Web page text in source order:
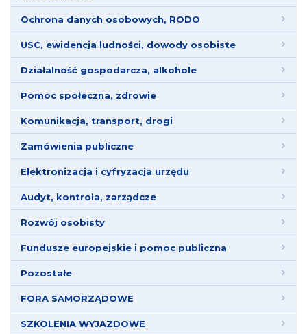
Ochrona danych osobowych, RODO
USC, ewidencja ludności, dowody osobiste
Działalność gospodarcza, alkohole
Pomoc społeczna, zdrowie
Komunikacja, transport, drogi
Zamówienia publiczne
Elektronizacja i cyfryzacja urzędu
Audyt, kontrola, zarządcze
Rozwój osobisty
Fundusze europejskie i pomoc publiczna
Pozostałe
FORA SAMORZĄDOWE
SZKOLENIA WYJAZDOWE